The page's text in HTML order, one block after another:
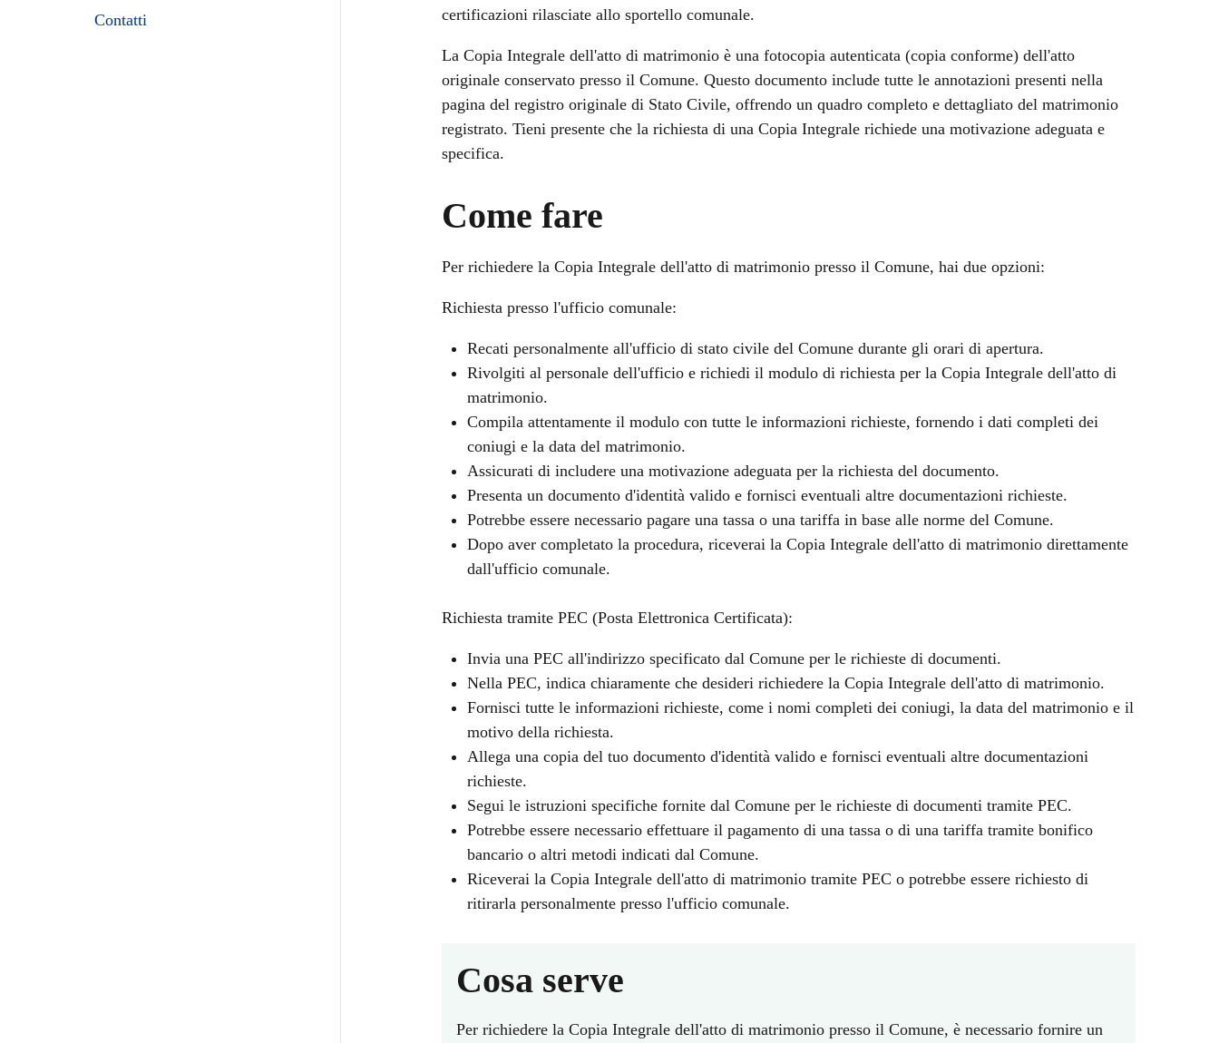
Contatti
certificazioni rilasciate allo sportello comunale.
La Copia Integrale dell'atto di matrimonio è una fotocopia autenticata (copia conforme) dell'atto
originale conservato presso il Comune. Questo documento include tutte le annotazioni presenti nella
pagina del registro originale di Stato Civile, offrendo un quadro completo e dettagliato del matrimonio
registrato. Tieni presente che la richiesta di una Copia Integrale richiede una motivazione adeguata e
specifica.
Come fare
Per richiedere la Copia Integrale dell'atto di matrimonio presso il Comune, hai due opzioni:
Richiesta presso l'ufficio comunale:
Recati personalmente all'ufficio di stato civile del Comune durante gli orari di apertura.
Rivolgiti al personale dell'ufficio e richiedi il modulo di richiesta per la Copia Integrale dell'atto di
matrimonio.
Compila attentamente il modulo con tutte le informazioni richieste, fornendo i dati completi dei
coniugi e la data del matrimonio.
Assicurati di includere una motivazione adeguata per la richiesta del documento.
Presenta un documento d'identità valido e fornisci eventuali altre documentazioni richieste.
Potrebbe essere necessario pagare una tassa o una tariffa in base alle norme del Comune.
Dopo aver completato la procedura, riceverai la Copia Integrale dell'atto di matrimonio direttamente
dall'ufficio comunale.
Richiesta tramite PEC (Posta Elettronica Certificata):
Invia una PEC all'indirizzo specificato dal Comune per le richieste di documenti.
Nella PEC, indica chiaramente che desideri richiedere la Copia Integrale dell'atto di matrimonio.
Fornisci tutte le informazioni richieste, come i nomi completi dei coniugi, la data del matrimonio e il
motivo della richiesta.
Allega una copia del tuo documento d'identità valido e fornisci eventuali altre documentazioni
richieste.
Segui le istruzioni specifiche fornite dal Comune per le richieste di documenti tramite PEC.
Potrebbe essere necessario effettuare il pagamento di una tassa o di una tariffa tramite bonifico
bancario o altri metodi indicati dal Comune.
Riceverai la Copia Integrale dell'atto di matrimonio tramite PEC o potrebbe essere richiesto di
ritirarla personalmente presso l'ufficio comunale.
Cosa serve
Per richiedere la Copia Integrale dell'atto di matrimonio presso il Comune, è necessario fornire un